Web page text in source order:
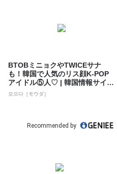
BTOBミニョクやTWICEサナ
も！韓国で人気のリス顔K-POP
アイドル⑤人♡ | 韓国情報サイ
ト...
모으다［モウダ］
Recommended by